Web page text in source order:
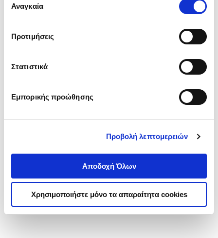
ενδιαφέρουν και να επιλέξετε από τα παρακάτω με την
΄΄και να ενημερωθείτε σχετικά με
συγκατάθεσης
Αναγκαία
Προτιμήσεις
Στατιστικά
Εμπορικής προώθησης
Προβολή λεπτομερειών
Αποδοχή Όλων
Χρησιμοποιήστε μόνο τα απαραίτητα cookies